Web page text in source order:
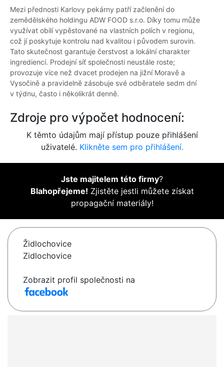
Mezi přednosti Karlovy pekárny patří začlenění do
zemědělského holdingu ADW FOOD s.r.o. Díky tomu může
využívat obilí vypěstované na vlastních polích v regionu,
což jí poskytuje kontrolu nad kvalitou i původem surovin.
Tato skutečnost garantuje čerstvost a lokální charakter
ingrediencí. Prodejní síť společnosti neustále roste;
provozuje více než dvacet prodejen na jižní Moravě a
Vysočině a pravidelně zásobuje své odběratele sedm dní
v týdnu, často i několikrát denně.
Zdroje pro výpočet hodnocení:
K těmto údajům mají přístup pouze přihlášení
uživatelé. Klikněte sem pro přihlášení.
Jste majitelem této firmy?
Blahopřejeme! Zjistěte jestli můžete získat
propagační materiály!
Židlochovice
Zidlochovice
Zobrazit profil společnosti na